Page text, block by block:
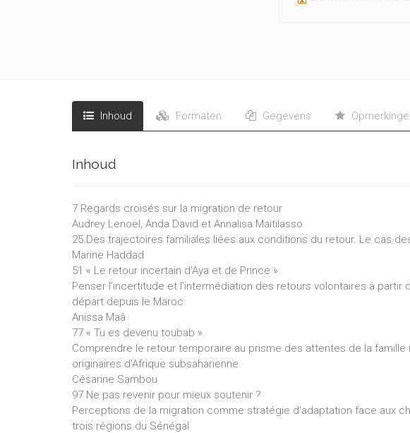
Inhoud Formaten Gegevens
Inhoud
7 Regards croisés sur la migration de retour
Audrey Lenoël, Anda David et Annalisa Maitilasso
25 Des trajectoires familiales liées aux conditions du retour. Le cas des
Marine Haddad
51 « Le retour incertain d'Aya et de Prince ».
Penser l’incertitude et l’intermédiation des retours volontaires à partir
départ depuis le Maroc
Anissa Maâ
77 « Tu es devenu toubab ».
Comprendre le retour temporaire au prisme des attentes de la
originaires d’Afrique subsaharienne
Césarine Sambou
97 Ne pas revenir pour mieux soutenir ?
Perceptions de la migration comme stratégie d’adaptation face aux
trois régions du Sénégal